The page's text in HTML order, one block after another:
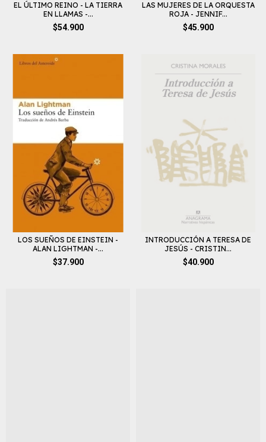
EL ÚLTIMO REINO - LA TIERRA
EN LLAMAS -...
$54.900
LAS MUJERES DE LA ORQUESTA
ROJA - JENNIF...
$45.900
LOS SUEÑOS DE EINSTEIN -
ALAN LIGHTMAN -...
$37.900
INTRODUCCIÓN A TERESA DE
JESÚS - CRISTIN...
$40.900